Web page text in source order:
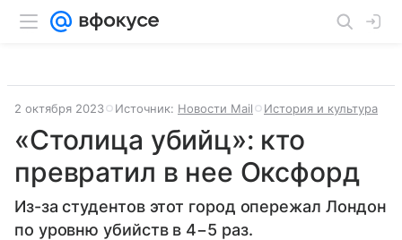
2 октября 2023 Источник: Новости Mail История и культура
«Столица убийц»: кто
превратил в нее Оксфорд
Из-за студентов этот город опережал Лондон
по уровню убийств в 4−5 раз.